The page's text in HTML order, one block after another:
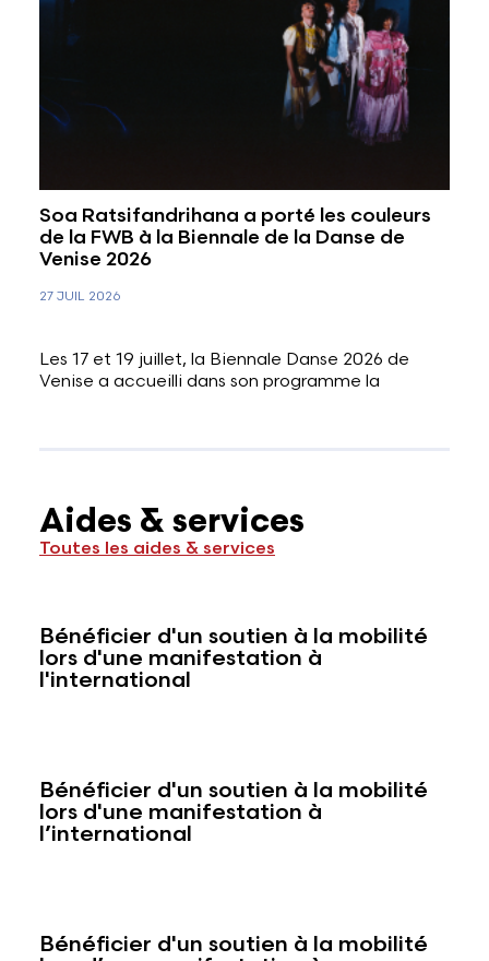
Soa Ratsifandrihana a porté les couleurs
de la FWB à la Biennale de la Danse de
Venise 2026
27 JUIL 2026
Les 17 et 19 juillet, la Biennale Danse 2026 de
Venise a accueilli dans son programme la
Aides & services
Toutes les aides & services
Bénéficier d'un soutien à la mobilité
lors d'une manifestation à
l'international
Bénéficier d'un soutien à la mobilité
lors d'une manifestation à
l’international
Bénéficier d'un soutien à la mobilité